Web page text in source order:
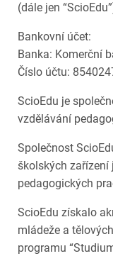
(dále jen
Bankovní účet:
Banka: Komerční
Číslo účtu:
ScioEdu je
vzdělávání
Společnost
školských zařízení
pedagogických
ScioEdu získalo
mládeže a
programu